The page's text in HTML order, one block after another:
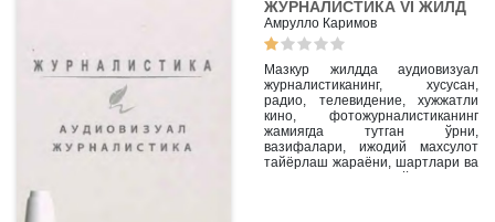
ЖУРНАЛИСТИКА VI ЖИЛД
Амрулло Каримов
Мазкур жилдда аудиовизуал
журналистиканинг, хусусан,
радио, телевидение, хужжатли
кино, фотожурналистиканинг
жамиягда тутган ўрни,
вазифалари, ижодий махсулот
тайёрлаш жараёни, шартлари ва
бошкалар хакида сўз боради.